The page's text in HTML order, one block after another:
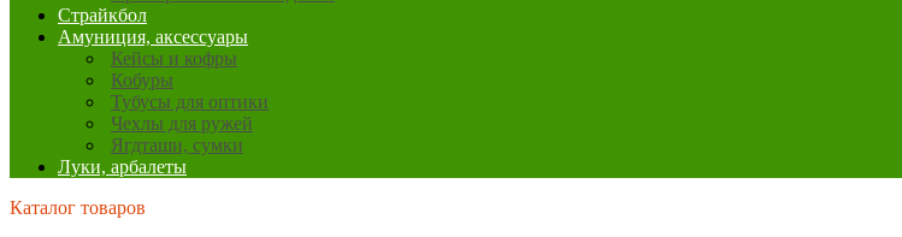
Страйкбол
Амуниция, аксессуары
Кейсы и кофры
Кобуры
Тубусы для оптики
Чехлы для ружей
Ягдташи, сумки
Луки, арбалеты
Каталог товаров